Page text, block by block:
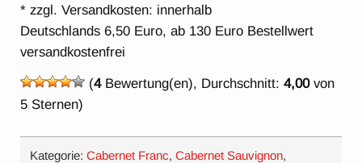
* zzgl. Versandkosten: innerhalb
Deutschlands 6,50 Euro, ab 130 Euro Bestellwert
versandkostenfrei
(4Bewertung(en), Durchschnitt:4,00von
5 Sternen)
Kategorie:Cabernet Franc,Cabernet Sauvignon,